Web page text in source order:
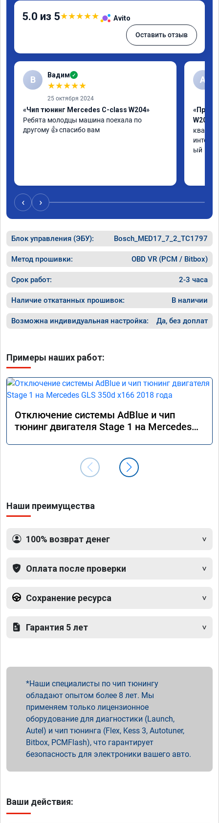
5.0 из 5★★★★★ Avito
Оставить отзыв
В Вадим ✓
★★★★★
25 октября 2024
«Чип тюнинг Mercedes C-class W204»
Ребята молодцы машина поехала по
другому 👍 спасибо вам
А
W205»
ый
‹ ›
Блок управления (ЭБУ): Bosch_MED17_7_2_TC1797
Метод прошивки: OBD VR (PCM / Bitbox)
Срок работ: 2-3 часа
Наличие откатанных прошивок: В наличии
Возможна индивидуальная настройка: Да, без доплат
Примеры наших работ:
Отключение системы AdBlue и чип
тюнинг двигателя Stage 1 на Mercedes
Наши преимущества
100% возврат денег
Оплата после проверки
Сохранение ресурса
Гарантия 5 лет
Наши специалисты по чип тюнингу
обладают опытом более 8 лет. Мы
применяем только лицензионное
оборудование для диагностики (Launch,
Autel) и чип тюнинга (Flex, Kess 3, Autotuner,
Bitbox, PCMFlash), что гарантирует
безопасность для электроники вашего авто.
Ваши действия: